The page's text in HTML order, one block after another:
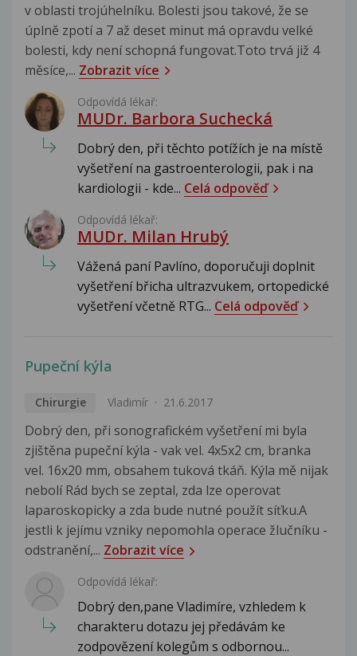
v oblasti trojúhelníku. Bolesti jsou takové, že se
úplně zpotí a 7 až deset minut má opravdu velké
bolesti, kdy není schopná fungovat.Toto trvá již 4
měsíce,... Zobrazit více
Odpovídá lékař:
MUDr. Barbora Suchecká
Dobrý den, při těchto potížích je na místě
vyšetření na gastroenterologii, pak i na
kardiologii - kde... Celá odpověď
Odpovídá lékař:
MUDr. Milan Hrubý
Vážená paní Pavlíno, doporučuji doplnit
vyšetření břicha ultrazvukem, ortopedické
vyšetření včetně RTG... Celá odpověď
Pupeční kýla
Chirurgie Vladimír 21.6.2017
Dobrý den, při sonografickém vyšetření mi byla
zjištěna pupeční kýla - vak vel. 4x5x2 cm, branka
vel. 16x20 mm, obsahem tuková tkáň. Kýla mě nijak
nebolí Rád bych se zeptal, zda lze operovat
laparoskopicky a zda bude nutné použít síťku.A
jestli k jejímu vzniky nepomohla operace žlučníku -
odstranění,... Zobrazit více
Odpovídá lékař:
Dobrý den,pane Vladimíre, vzhledem k
charakteru dotazu jej předávám ke
zodpovězení kolegům s odbornou...